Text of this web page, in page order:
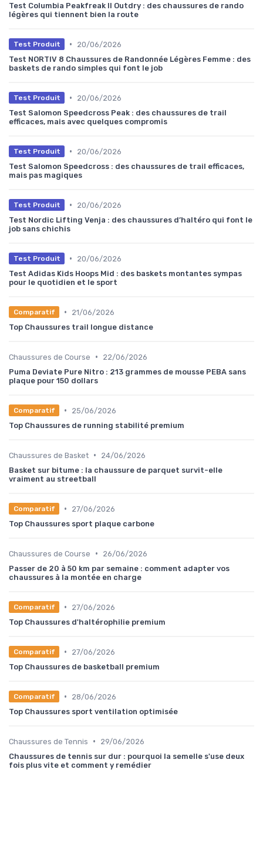
Test Columbia Peakfreak II Outdry : des chaussures de rando
légères qui tiennent bien la route
Test Produit •
20/06/2026
Test NORTIV 8 Chaussures de Randonnée Légères Femme : des
baskets de rando simples qui font le job
Test Produit •
20/06/2026
Test Salomon Speedcross Peak : des chaussures de trail
efficaces, mais avec quelques compromis
Test Produit •
20/06/2026
Test Salomon Speedcross : des chaussures de trail efficaces,
mais pas magiques
Test Produit •
20/06/2026
Test Nordic Lifting Venja : des chaussures d’haltéro qui font le
job sans chichis
Test Produit •
20/06/2026
Test Adidas Kids Hoops Mid : des baskets montantes sympas
pour le quotidien et le sport
Comparatif •
21/06/2026
Top Chaussures trail longue distance
Chaussures de Course •
22/06/2026
Puma Deviate Pure Nitro : 213 grammes de mousse PEBA sans
plaque pour 150 dollars
Comparatif •
25/06/2026
Top Chaussures de running stabilité premium
Chaussures de Basket •
24/06/2026
Basket sur bitume : la chaussure de parquet survit-elle
vraiment au streetball
Comparatif •
27/06/2026
Top Chaussures sport plaque carbone
Chaussures de Course •
26/06/2026
Passer de 20 à 50 km par semaine : comment adapter vos
chaussures à la montée en charge
Comparatif •
27/06/2026
Top Chaussures d'haltérophilie premium
Comparatif •
27/06/2026
Top Chaussures de basketball premium
Comparatif •
28/06/2026
Top Chaussures sport ventilation optimisée
Chaussures de Tennis •
29/06/2026
Chaussures de tennis sur dur : pourquoi la semelle s'use deux
fois plus vite et comment y remédier